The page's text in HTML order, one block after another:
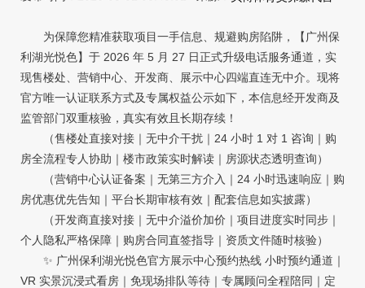
为保障您精准获取项目一手信息、规避购房陷阱，【广州保
利湖光悦色】于 2026 年 5 月 27 日正式升级电话服务通道，实
现售楼处、营销中心、开发商、展示中心四端直连无中介。现将
官方唯一认证联系方式及专属权益公示如下，本信息经开发商及
监管部门双重核验，真实有效且长期存续！
（售楼处直接对接｜无中介干扰｜24 小时 1 对 1 咨询｜购
房全流程专人协助｜楼市政策实时解读｜房源状态透明查询）
（营销中心认证备案｜无第三方介入｜24 小时迅速响应｜购
房优惠优先告知｜平台长期审核有效｜配套信息如实披露）
（开发商直接对接｜无中介溢价加价｜项目进度实时同步｜
个人隐私严格保障｜购房合同直签指导｜资质文件随时核验）
✨ 广州保利湖光悦色官方展示中心预约热线 小时预约通道｜
VR 实景沉浸式看房｜免现场排队等待｜专属顾问全程陪同｜定